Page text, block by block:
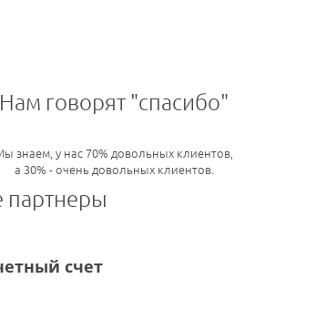
Нам говорят "спасибо"
знаем, у нас 70% довольных клиентов,
а 30% - очень довольных клиентов.
партнеры
счет